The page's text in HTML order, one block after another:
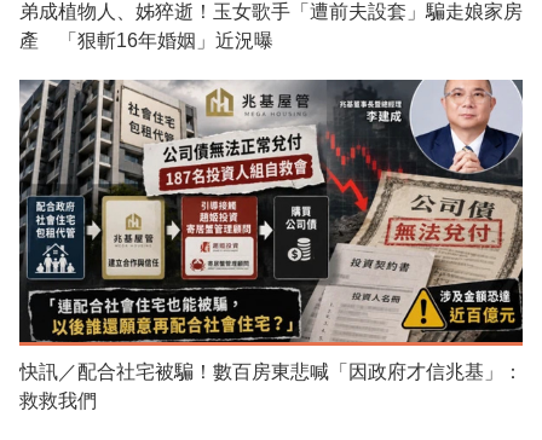
弟成植物人、姊猝逝！玉女歌手「遭前夫設套」騙走娘家房
產 「狠斬16年婚姻」近況曝
快訊／配合社宅被騙！數百房東悲喊「因政府才信兆基」：
救救我們